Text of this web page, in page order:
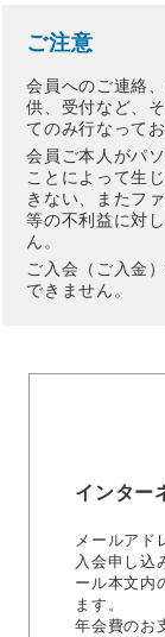
ご注意
会員へのご連絡
供、受付など、
てのみ行なってお
会員ご本人がパ
ことによって生
きない、またフ
等の不利益に対
ん。
ご入会（ご入金
できません。
インター
メールアド
入会申し込
ール本文内
ます。
年会費のお